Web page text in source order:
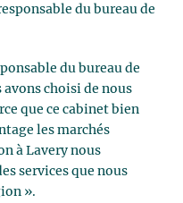
du bureau de
du bureau de
choisi de nous
que ce cabinet bien
les marchés
à Lavery nous
services que nous
».